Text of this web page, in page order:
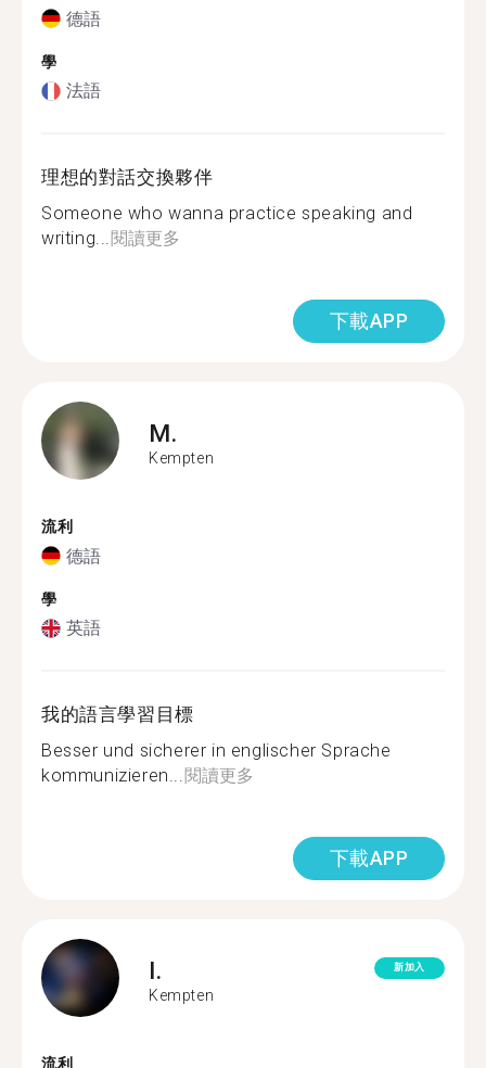
德語
學
法語
理想的對話交換夥伴
Someone who wanna practice speaking and
writing...閱讀更多
下載APP
M.
Kempten
流利
德語
學
英語
我的語言學習目標
Besser und sicherer in englischer Sprache
kommunizieren...閱讀更多
下載APP
I.
Kempten
新加入
流利